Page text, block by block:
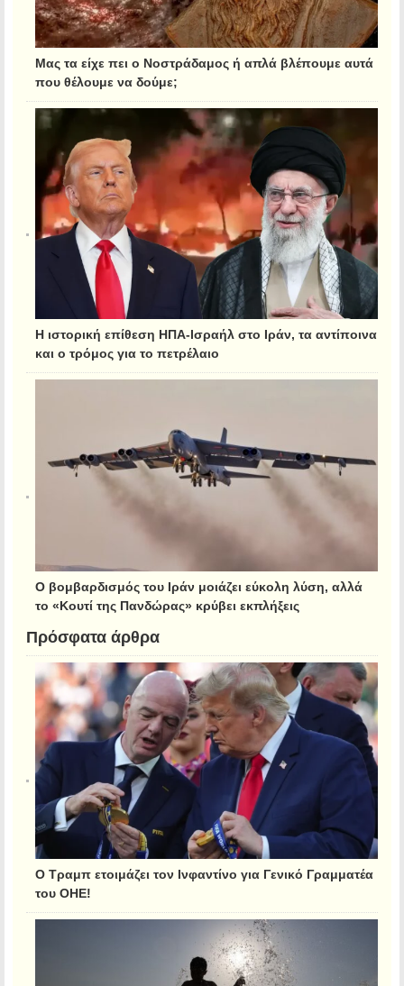
Μας τα είχε πει ο Νοστράδαμος ή απλά βλέπουμε αυτά
που θέλουμε να δούμε;
Η ιστορική επίθεση ΗΠΑ-Ισραήλ στο Ιράν, τα αντίποινα
και ο τρόμος για το πετρέλαιο
Ο βομβαρδισμός του Ιράν μοιάζει εύκολη λύση, αλλά
το «Κουτί της Πανδώρας» κρύβει εκπλήξεις
Πρόσφατα άρθρα
Ο Τραμπ ετοιμάζει τον Ινφαντίνο για Γενικό Γραμματέα
του ΟΗΕ!